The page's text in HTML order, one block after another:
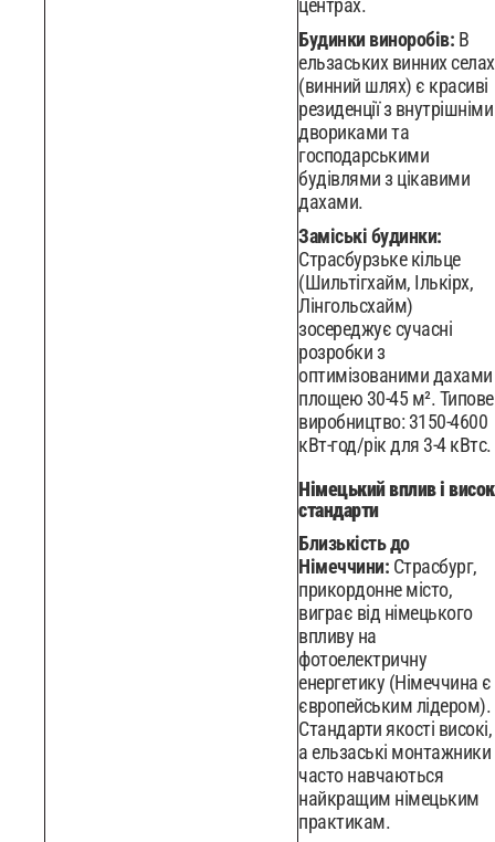
центрах.
Будинки виноробів: В
ельзаських винних селах
(винний шлях) є красиві
резиденції з внутрішніми
двориками та
господарськими
будівлями з цікавими
дахами.
Заміські будинки:
Страсбурзьке кільце
(Шильтігхайм, Ількірх,
Лінгольсхайм)
зосереджує сучасні
розробки з
оптимізованими дахами
площею 30-45 м². Типове
виробництво: 3150-4600
кВт-год/рік для 3-4 кВтc.
Німецький вплив і
стандарти
Близькість до
Німеччини: Страсбург,
прикордонне місто,
виграє від німецького
впливу на
фотоелектричну
енергетику (Німеччина є
європейським лідером).
Стандарти якості високі,
а ельзаські монтажники
часто навчаються
найкращим німецьким
практикам.